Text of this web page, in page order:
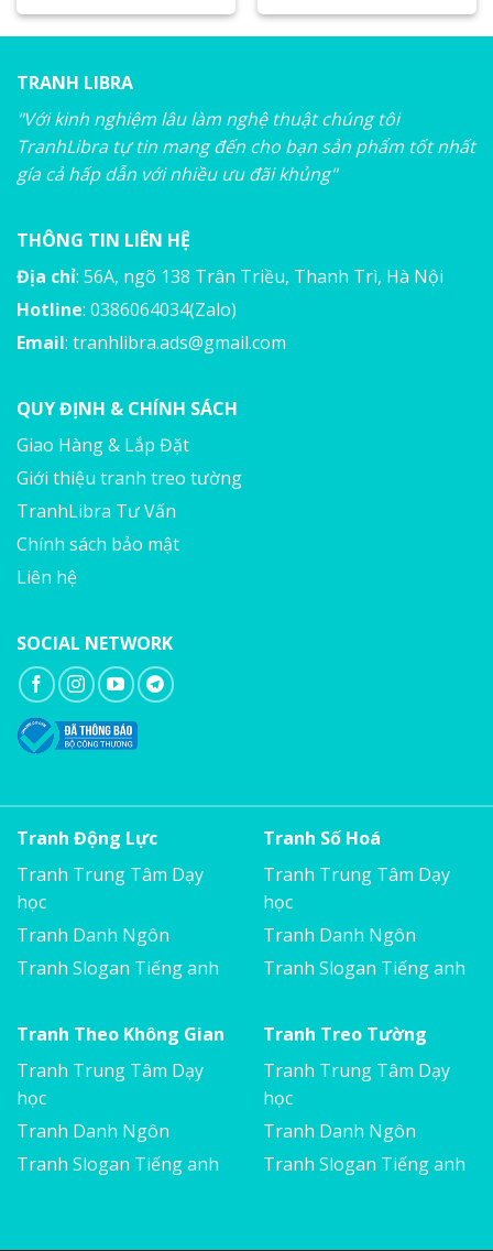
TRANH LIBRA
"Với kinh nghiệm lâu làm nghệ thuật chúng tôi
TranhLibra tự tin mang đến cho bạn sản phẩm tốt nhất
gía cả hấp dẫn với nhiều ưu đãi khủng"
THÔNG TIN LIÊN HỆ
Địa chỉ: 56A, ngõ 138 Trân Triều, Thanh Trì, Hà Nội
Hotline: 0386064034(Zalo)
Email: tranhlibra.ads@gmail.com
QUY ĐỊNH & CHÍNH SÁCH
Giao Hàng & Lắp Đặt
Giới thiệu tranh treo tường
TranhLibra Tư Vấn
Chính sách bảo mật
Liên hệ
SOCIAL NETWORK
Tranh Động Lực
Tranh Trung Tâm Dạy
học
Tranh Danh Ngôn
Tranh Slogan Tiếng anh
Tranh Số Hoá
Tranh Trung Tâm Dạy
học
Tranh Danh Ngôn
Tranh Slogan Tiếng anh
Tranh Theo Không Gian
Tranh Trung Tâm Dạy
học
Tranh Danh Ngôn
Tranh Slogan Tiếng anh
Tranh Treo Tường
Tranh Trung Tâm Dạy
học
Tranh Danh Ngôn
Tranh Slogan Tiếng anh